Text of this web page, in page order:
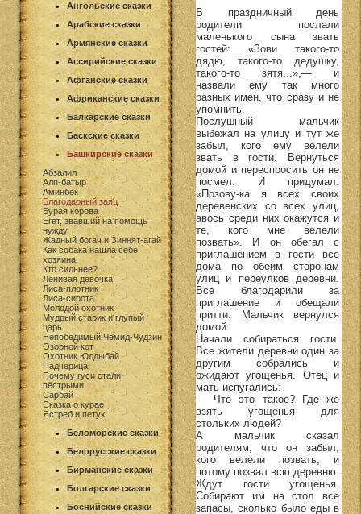
Ангольские сказки
Арабские сказки
Армянские сказки
Ассирийские сказки
Афганские сказки
Африканские сказки
Балкарские сказки
Баскские сказки
Башкирские сказки
Абзалил
Алп-батыр
Аминбек
Благодарный заяц
Бурая корова
Егет, звавший на помощь
нужду
Жадный богач и Зиннят-агай
Как собака нашла себе
хозяина
Кто сильнее?
Ленивая девочка
Лиса-плотник
Лиса-сирота
Молодой охотник
Мудрый старик и глупый
царь
Непобедимый Чемид-Чудзин
Озорной кот
Охотник Юлдыбай
Падчерица
Почему гуси стали
пёстрыми
Сарбай
Сказка о курае
Ястреб и петух
Беломорские сказки
Белорусские сказки
Бирманские сказки
Болгарские сказки
Боснийские сказки
В праздничный день
родители послали
маленького сына звать
гостей: «Зови такого-то
дядю, такого-то дедушку,
такого-то зятя...»,— и
назвали ему так много
разных имен, что сразу и не
упомнить.
Послушный мальчик
выбежал на улицу и тут же
забыл, кого ему велели
звать в гости. Вернуться
домой и переспросить он не
посмел. И придумал:
«Позову-ка я всех своих
деревенских со всех улиц,
авось среди них окажутся и
те, кого мне велели
позвать». И он обегал с
приглашением в гости все
дома по обеим сторонам
улиц и переулков деревни.
Все благодарили за
приглашение и обещали
притти. Мальчик вернулся
домой.
Начали собираться гости.
Все жители деревни один за
другим собрались и
ожидают угощенья. Отец и
мать испугались:
— Что это такое? Где же
взять угощенья для
стольких людей?
А мальчик сказал
родителям, что он забыл,
кого велели позвать, и
потому позвал всю деревню.
Ждут гости угощенья.
Собирают им на стол все
запасы, сколько было еды в